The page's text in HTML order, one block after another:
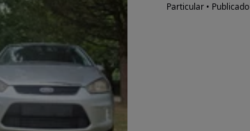
Particular • Publicado